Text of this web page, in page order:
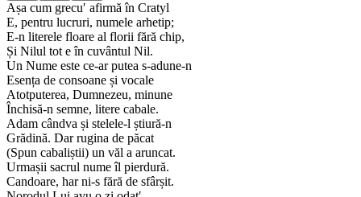
Așa cum grecu′ afirmă în Cratyl
E, pentru lucruri, numele arhetip;
E-n literele floare al florii fără chip,
Și Nilul tot e în cuvântul Nil.
Un Nume este ce-ar putea s-adune-n
Esența de consoane și vocale
Atotputerea, Dumnezeu, minune
Închisă-n semne, litere cabale.
Adam cândva și stelele-l știură-n
Grădină. Dar rugina de păcat
(Spun cabaliștii) un văl a aruncat.
Urmașii sacrul nume îl pierdură.
Candoare, har ni-s fără de sfârșit.